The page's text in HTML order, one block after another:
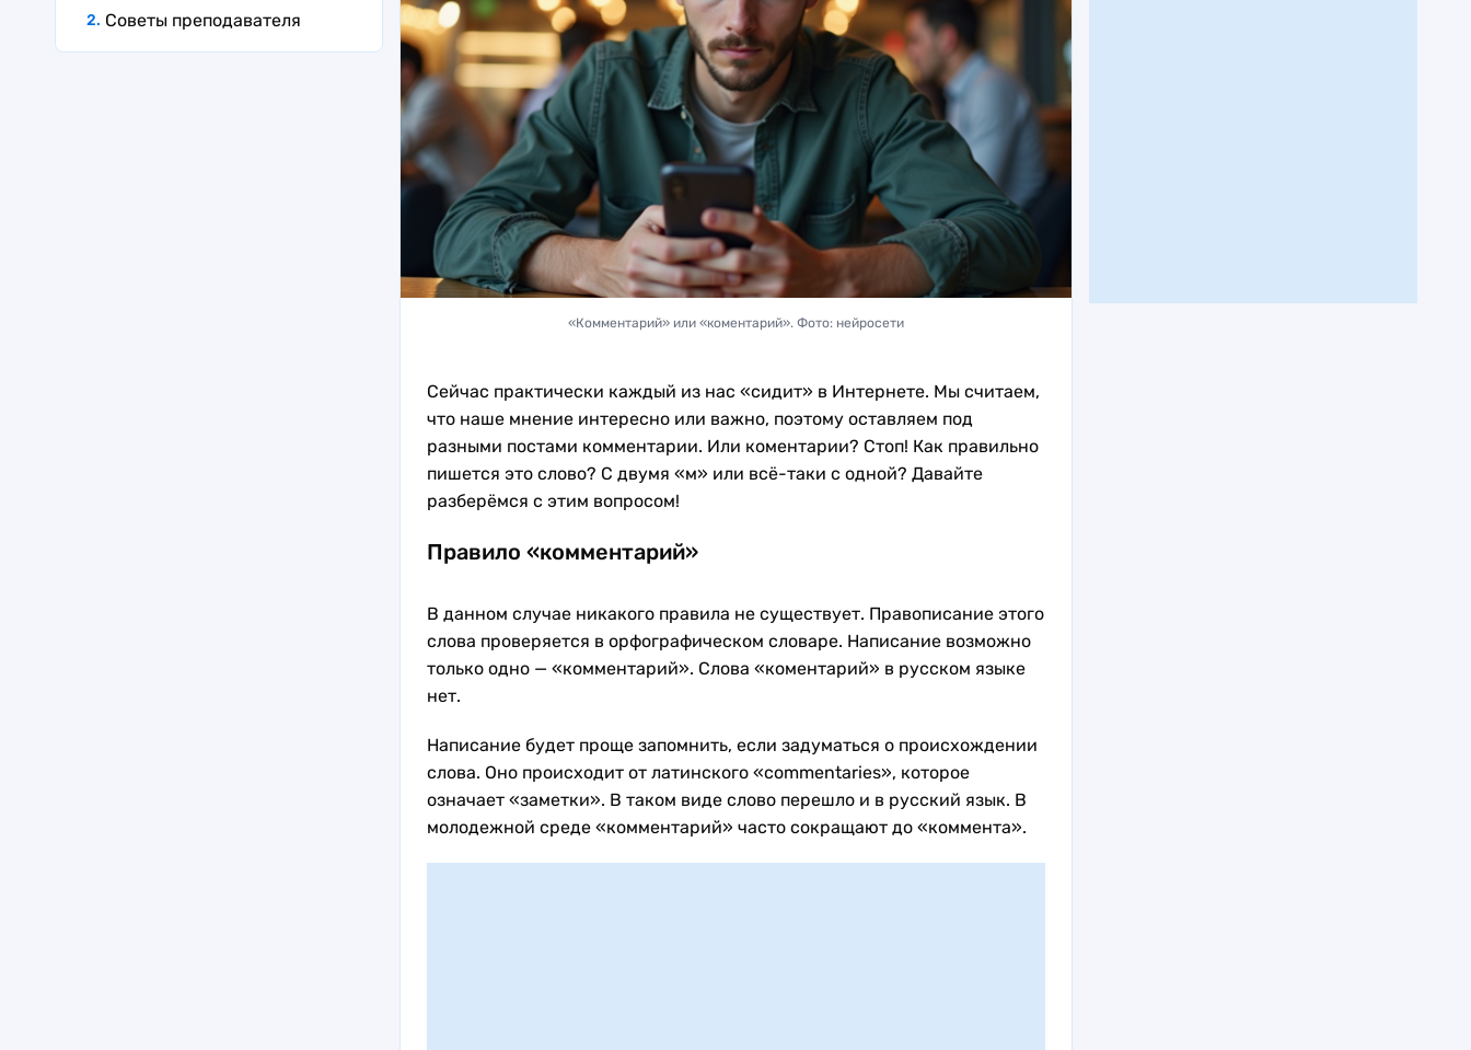
Советы преподавателя
«Комментарий» или «коментарий». Фото: нейросети
Сейчас практически каждый из нас «сидит» в Интернете. Мы считаем,
что наше мнение интересно или важно, поэтому оставляем под
разными постами комментарии. Или коментарии? Стоп! Как правильно
пишется это слово? С двумя «м» или всё-таки с одной? Давайте
разберёмся с этим вопросом!
Правило «комментарий»
В данном случае никакого правила не существует. Правописание этого
слова проверяется в орфографическом словаре. Написание возможно
только одно — «комментарий». Слова «коментарий» в русском языке
нет.
Написание будет проще запомнить, если задуматься о происхождении
слова. Оно происходит от латинского «commentaries», которое
означает «заметки». В таком виде слово перешло и в русский язык. В
молодежной среде «комментарий» часто сокращают до «коммента».